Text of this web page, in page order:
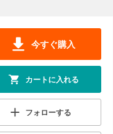
今すぐ購入
カートに入れる
フォローする